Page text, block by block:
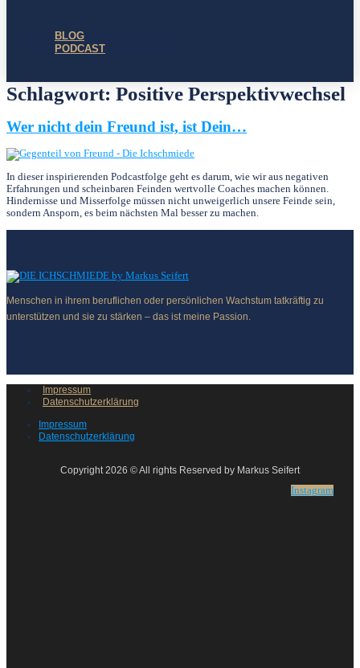
BLOG
PODCAST
Schlagwort: Positive Perspektivwechsel
Wer nicht dein Freund ist, ist Dein…
In dieser inspirierenden Podcastfolge geht es darum, wie wir aus negativen
Erfahrungen und scheinbaren Feinden wertvolle Coaches machen können.
Hindernisse und Misserfolge müssen nicht unweigerlich unsere Feinde sein,
sondern Ansporn, es beim nächsten Mal besser zu machen.
Menschen in ihrem beruflichen oder persönlichen Wachstum tatkräftig zu
unterstützen und sie zu stärken – das ist meine Passion.
Impressum
Datenschutzerklärung
Impressum
Datenschutzerklärung
Copyright 2026 © All rights Reserved by Markus Seifert
Instagram